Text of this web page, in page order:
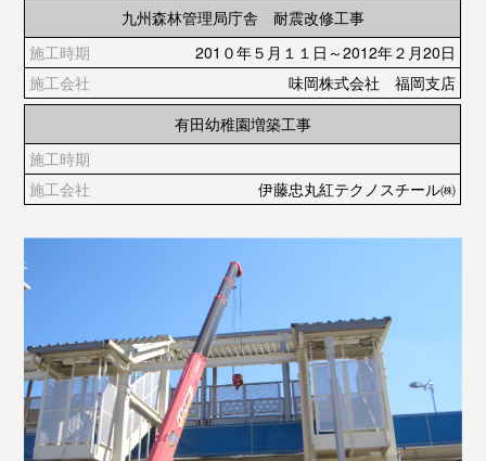
九州森林管理局庁舎 耐震改修工事
201０年５月１１日～2012年２月20日
味岡株式会社 福岡支店
有田幼稚園増築工事
伊藤忠丸紅テクノスチール㈱